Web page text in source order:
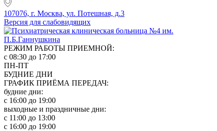
107076, г. Москва, ул. Потешная, д.3
Версия для слабовидящих
РЕЖИМ РАБОТЫ ПРИЕМНОЙ:
с 08:30 до 17:00
ПН-ПТ
БУДНИЕ ДНИ
ГРАФИК ПРИЁМА ПЕРЕДАЧ:
будние дни:
с 16:00 до 19:00
выходные и праздничные дни:
с 11:00 до 13:00
с 16:00 до 19:00